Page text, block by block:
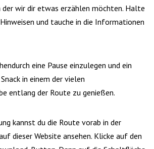
wir dir etwas erzählen möchten. Halte
und tauche in die Informationen
eine Pause einzulegen und ein
in einem der vielen
entlang der Route zu genießen.
kannst du die Route vorab in der
dieser Website ansehen. Klicke auf den